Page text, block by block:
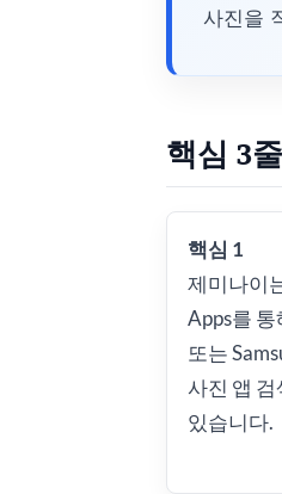
사진을
핵심 3
핵심 1
제미나이
Apps를 통
또는
사진 앱 검
있습니다.